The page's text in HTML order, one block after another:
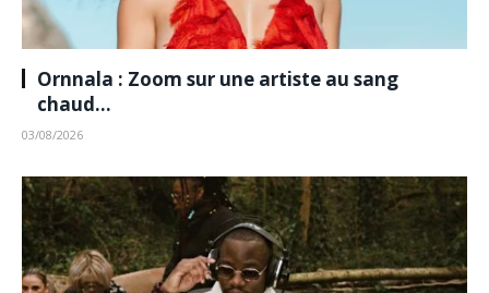
Ornnala : Zoom sur une artiste au sang
chaud…
03/08/2026